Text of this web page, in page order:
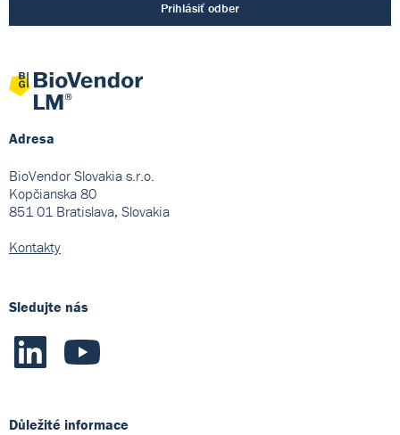
Prihlásiť odber
Adresa
BioVendor Slovakia s.r.o.
Kopčianska 80
851 01 Bratislava, Slovakia
Kontakty
Sledujte nás
Důležité informace